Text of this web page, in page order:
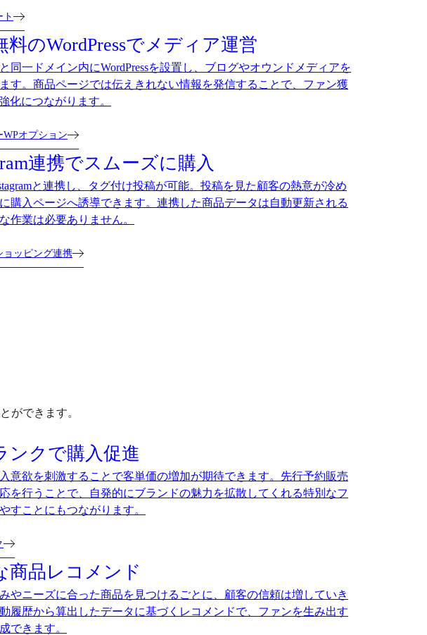
ト
料のWordPressでメディア運営
同一ドメイン内にWordPressを設置し、ブログやオウンドメディアを
す。商品ページでは伝えきれない情報を発信することで、ファン獲
化につながります。
WPオプション
連携でスムーズに購入
と連携し、タグ付け投稿が可能。投稿を見た顧客の熱意が冷め
購入ページへ誘導できます。連携した商品データは自動更新される
作業は必要ありません。
ョッピング連携
ができます。
ンクで購入促進
意欲を刺激することで客単価の増加が期待できます。先行予約販売
を行うことで、自発的にブランドの魅力を拡散してくれる特別なフ
すことにもつながります。
商品レコメンド
やニーズに合った商品を見つけるごとに、顧客の信頼は増していき
履歴から算出したデータに基づくレコメンドで、ファンを生み出す
できます。